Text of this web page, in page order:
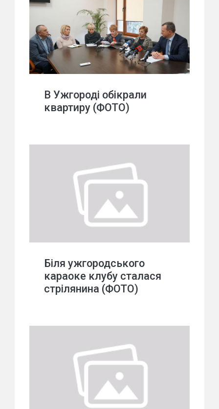
В Ужгороді обікрали
квартиру (ФОТО)
Біля ужгородського
караоке клубу сталася
стрілянина (ФОТО)